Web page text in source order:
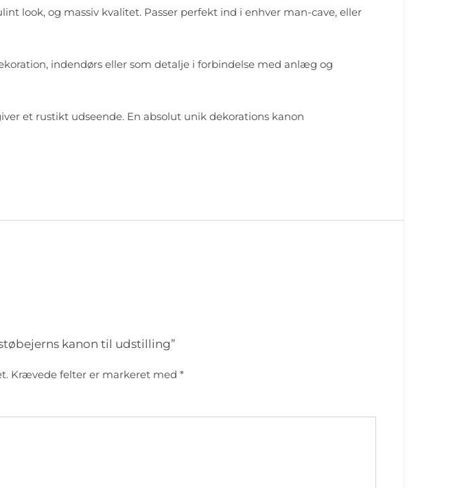
look, og massiv kvalitet. Passer perfekt ind i enhver man-cave, eller
indendørs eller som detalje i forbindelse med anlæg og
et rustikt udseende. En absolut unik dekorations kanon
kanon til udstilling”
Krævede felter er markeret med *